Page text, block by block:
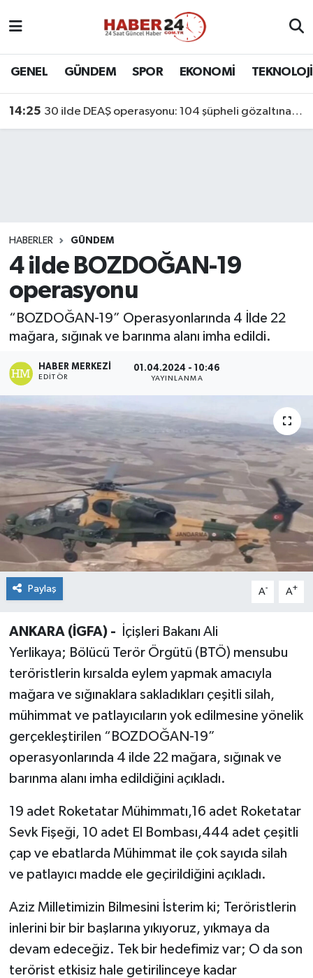
GENEL GÜNDEM SPOR EKONOMİ TEKNOLOJİ
14:25 30 ilde DEAŞ operasyonu: 104 şüpheli gözaltına alındı
HABERLER GÜNDEM
4 ilde BOZDOĞAN-19
operasyonu
“BOZDOĞAN-19” Operasyonlarında 4 İlde 22
mağara, sığınak ve barınma alanı imha edildi.
HABER MERKEZI
EDITÖR
01.04.2024 - 10:46
YAYINLANMA
Paylaş A- A+
ANKARA (İGFA) -
İçişleri Bakanı Ali
Yerlikaya; Bölücü Terör Örgütü (BTÖ) mensubu
teröristlerin kırsalda eylem yapmak amacıyla
mağara ve sığınaklara sakladıkları çeşitli silah,
mühimmat ve patlayıcıların yok edilmesine yönelik
gerçekleştirilen “BOZDOĞAN-19”
operasyonlarında 4 ilde 22 mağara, sığınak ve
barınma alanı imha edildiğini açıkladı.
19 adet Roketatar Mühimmatı,16 adet Roketatar
Sevk Fişeği, 10 adet El Bombası,444 adet çeşitli
çap ve ebatlarda Mühimmat ile çok sayıda silah
ve patlayıcı madde ele geçirildiğini açıkladı.
Aziz Milletimizin Bilmesini İsterim ki; Teröristlerin
inlerini bir bir başlarına yıkıyoruz, yıkmaya da
devam edeceğiz. Tek bir hedefimiz var; O da son
terörist etkisiz hale getirilinceye kadar
Nöbetçi Eczaneler
Son Dakika Haberleri
Haber Arşivi